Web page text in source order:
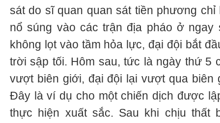
sát do sĩ quan quan sát tiền phương
nổ súng vào các trận địa pháo ở
không lọt vào tầm hỏa lực, đại đội bắt
trời sập tối. Hôm sau, tức là ngày thứ 5
vượt biên giới, đại đội lại vượt qua biên
Đây là ví dụ cho một chiến dịch được
thực hiện xuất sắc. Sau khi chịu thất